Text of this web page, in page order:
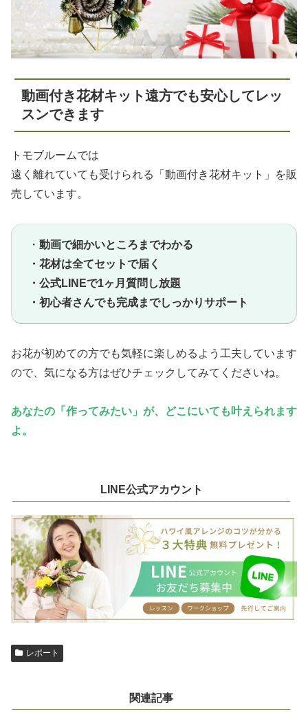
動画付き花材キット遠方でも安心してレッ
スンできます
トモブルームでは
遠く離れていても受けられる「動画付き花材キット」を販
売しています。
・ 動画で細かいところまでわかる
・花材は全てセットで届く
・公式LINEで1ヶ月質問し放題
・初心者さんでも完成までしっかりサポート
お花が初めての方でも気軽に楽しめるよう工夫しています
ので、気になる方はぜひチェックしてみてくださいね。
あなたの「作ってみたい」が、どこにいても叶えられます
よ。
LINE公式アカウント
レポート
関連記事